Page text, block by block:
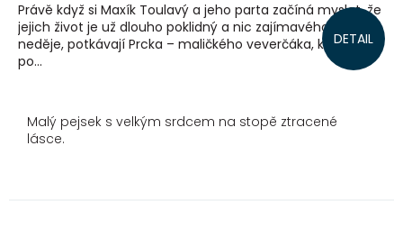
DETAIL
Právě když si Maxík Toulavý a jeho parta začíná myslet, že
jejich život je už dlouho poklidný a nic zajímavého se
neděje, potkávají Prcka – maličkého veverčáka, který touží
po...
Malý pejsek s velkým srdcem na stopě ztracené
lásce.